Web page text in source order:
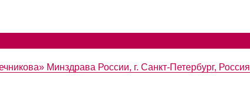
Минздрава России, г. Санкт-Петербург, Россия